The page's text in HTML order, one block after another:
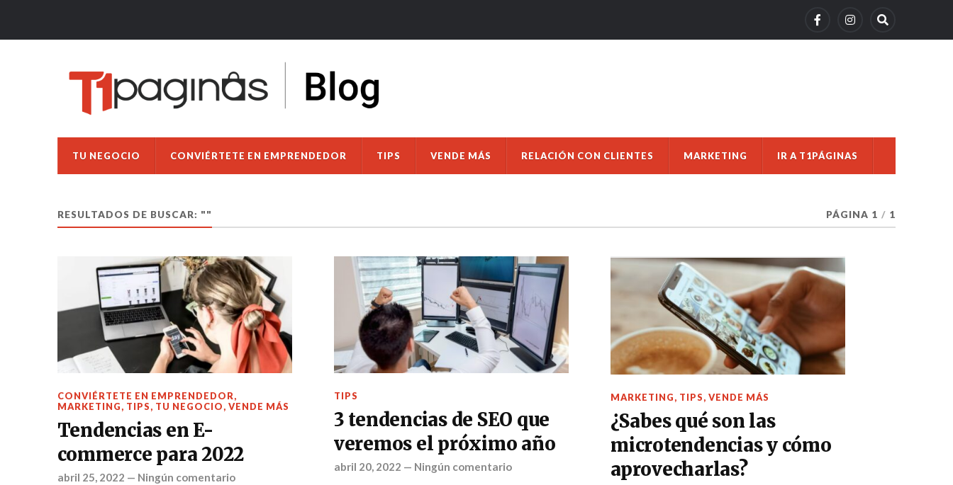
TU NEGOCIO CONVIÉRTETE EN EMPRENDEDOR TIPS VENDE MÁS RELACIÓN CON CLIENTES MARKETING IR A T1PÁGINAS
RESULTADOS DE BUSCAR: "" PÁGINA 1 / 1
CONVIÉRTETE EN EMPRENDEDOR,
MARKETING, TIPS, TU NEGOCIO, VENDE MÁS
Tendencias en E-
commerce para 2022
abril 25, 2022 — Ningún comentario
TIPS
3 tendencias de SEO que
veremos el próximo año
abril 20, 2022 — Ningún comentario
MARKETING, TIPS,VENDE MÁS
¿Sabes qué son las
microtendencias y cómo
aprovecharlas?